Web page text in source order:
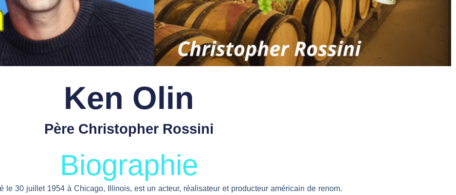
Ken Olin
Père Christopher Rossini
Biographie
le 30 juillet 1954 à Chicago, Illinois, est un acteur, réalisateur et producteur américain de renom.